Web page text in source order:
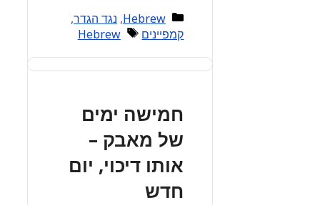
Categories
Hebrew
, נגד הגדר,
קמפיינים
Tags
Hebrew
חמישה ימים
של מאבק –
אותו דיכוי, יום
חדש